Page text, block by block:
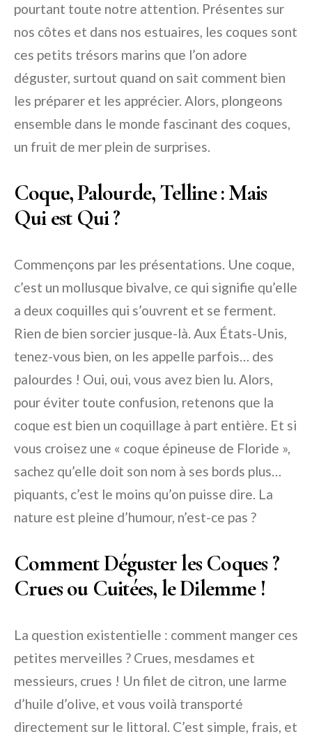
pourtant toute notre attention. Présentes sur
nos côtes et dans nos estuaires, les coques sont
ces petits trésors marins que l’on adore
déguster, surtout quand on sait comment bien
les préparer et les apprécier. Alors, plongeons
ensemble dans le monde fascinant des coques,
un fruit de mer plein de surprises.
Coque, Palourde, Telline : Mais
Qui est Qui ?
Commençons par les présentations. Une coque,
c’est un mollusque bivalve, ce qui signifie qu’elle
a deux coquilles qui s’ouvrent et se ferment.
Rien de bien sorcier jusque-là. Aux États-Unis,
tenez-vous bien, on les appelle parfois… des
palourdes ! Oui, oui, vous avez bien lu. Alors,
pour éviter toute confusion, retenons que la
coque est bien un coquillage à part entière. Et si
vous croisez une « coque épineuse de Floride »,
sachez qu’elle doit son nom à ses bords plus…
piquants, c’est le moins qu’on puisse dire. La
nature est pleine d’humour, n’est-ce pas ?
Comment Déguster les Coques ?
Crues ou Cuitées, le Dilemme !
La question existentielle : comment manger ces
petites merveilles ? Crues, mesdames et
messieurs, crues ! Un filet de citron, une larme
d’huile d’olive, et vous voilà transporté
directement sur le littoral. C’est simple, frais, et